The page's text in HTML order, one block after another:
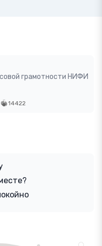
грамотности НИФИ
14422